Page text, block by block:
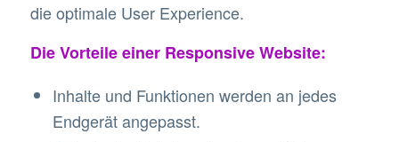
die optimale User Experience.
Die Vorteile einer Responsive Website:
Inhalte und Funktionen werden an jedes
Endgerät angepasst.